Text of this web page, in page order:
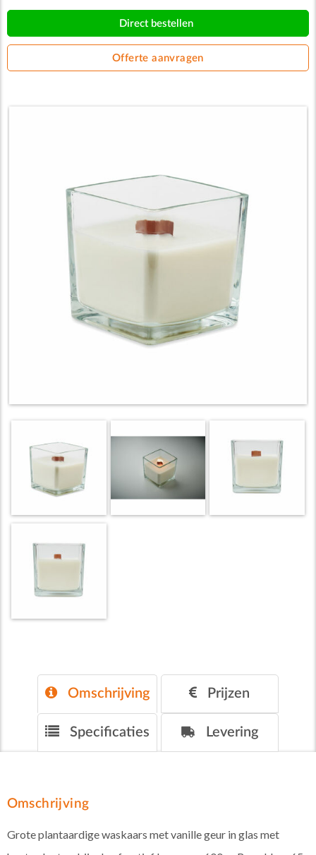
Direct bestellen
Offerte aanvragen
Omschrijving Prijzen
Specificaties Levering
Omschrijving
Grote plantaardige waskaars met vanille geur in glas met